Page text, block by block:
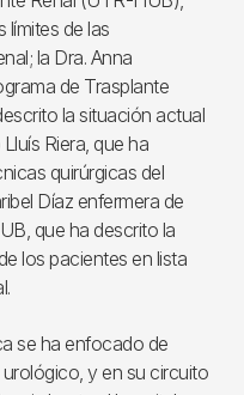
límites de las
la Dra. Anna
de Trasplante
la situación actual
Riera, que ha
quirúrgicas del
Díaz enfermera de
que ha descrito la
los pacientes en lista
se ha enfocado de
y en su circuito